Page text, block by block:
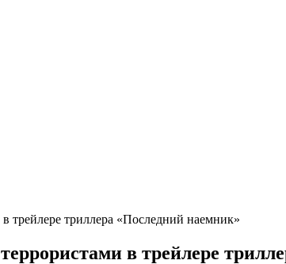
трейлере триллера «Последний наемник»
в трейлере